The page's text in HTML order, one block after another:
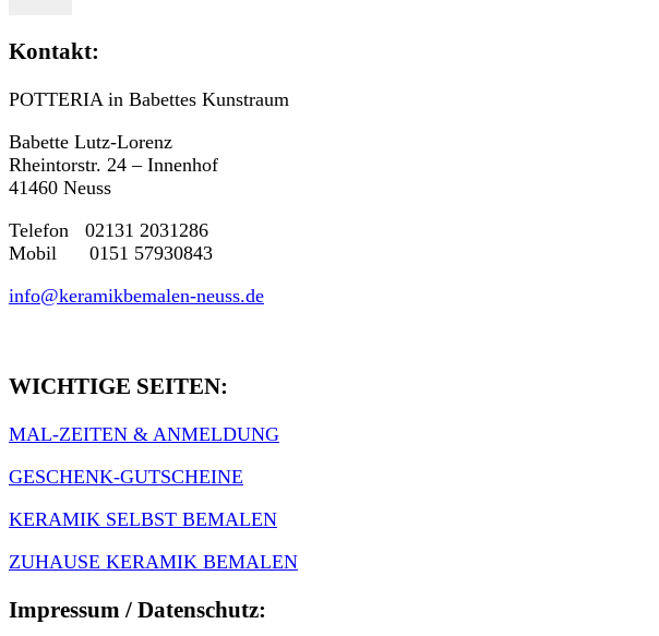
Kontakt:
POTTERIA in Babettes Kunstraum
Babette Lutz-Lorenz
Rheintorstr. 24 – Innenhof
41460 Neuss
Telefon 02131 2031286
Mobil 0151 57930843
info@keramikbemalen-neuss.de
WICHTIGE SEITEN:
MAL-ZEITEN & ANMELDUNG
GESCHENK-GUTSCHEINE
KERAMIK SELBST BEMALEN
ZUHAUSE KERAMIK BEMALEN
Impressum / Datenschutz: